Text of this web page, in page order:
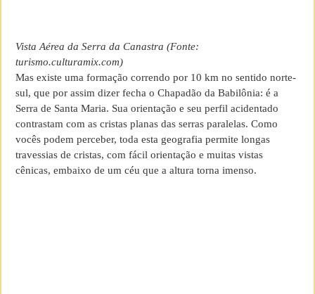
Vista Aérea da Serra da Canastra (Fonte:
turismo.culturamix.com)
Mas existe uma formação correndo por 10 km no sentido norte-
sul, que por assim dizer fecha o Chapadão da Babilônia: é a
Serra de Santa Maria. Sua orientação e seu perfil acidentado
contrastam com as cristas planas das serras paralelas. Como
vocês podem perceber, toda esta geografia permite longas
travessias de cristas, com fácil orientação e muitas vistas
cênicas, embaixo de um céu que a altura torna imenso.